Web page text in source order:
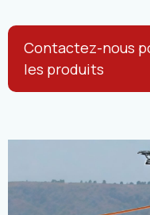
Contactez-nous
les produits